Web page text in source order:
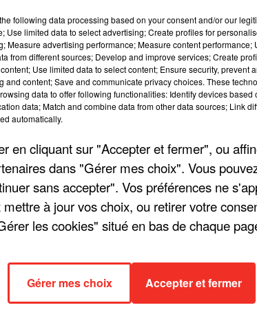
« Sentiments », d'abord paru en 2022. Ce
l'album qui sort ce 15 septembre contient 17
Pour ses titres inédits, Louane dévoile
Ce dernier figure sur un remix de « Tu
des pistes de « Sentiments heureux » :
following data processing based on your consent and/or our
Use limited data to select advertising; Create profiles for
Measure advertising performance; Measure content performance;
from different sources; Develop and improve services; Create
Use limited data to select content; Ensure security, prevent
and content; Save and communicate privacy choices. These
data to offer following functionalities: Identify devices based
data; Match and combine data from other data sources; Link
automatically.
en cliquant sur "Accepter et fermer", ou
dans "Gérer mes choix". Vous
sans accepter". Vos préférences ne
à jour vos choix, ou retirer votre
les cookies" situé en bas de chaque
Gérer mes choix Accepter et fermer